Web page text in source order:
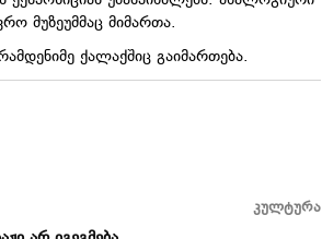
მუზეუმმაც მიმართა.
ქალაქშიც გაიმართება.
კულტურა